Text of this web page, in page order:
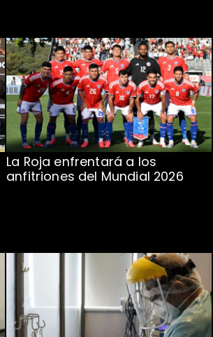
La Roja enfrentará a los
anfitriones del Mundial 2026